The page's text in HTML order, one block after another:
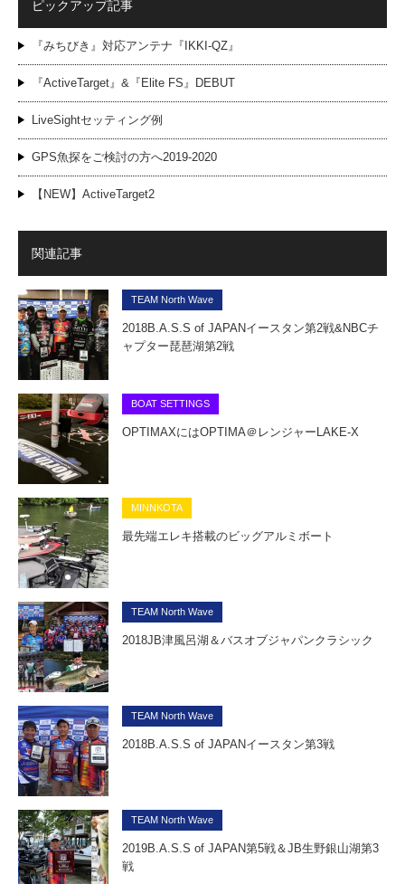
ピックアップ記事
『みちびき』対応アンテナ『IKKI-QZ』
『ActiveTarget』&『Elite FS』DEBUT
LiveSightセッティング例
GPS魚探をご検討の方へ2019-2020
【NEW】ActiveTarget2
関連記事
TEAM North Wave
2018B.A.S.S of JAPANイースタン第2戦&NBCチ
ャプター琵琶湖第2戦
BOAT SETTINGS
OPTIMAXにはOPTIMA＠レンジャーLAKE-X
MINNKOTA
最先端エレキ搭載のビッグアルミボート
TEAM North Wave
2018JB津風呂湖＆バスオブジャパンクラシック
TEAM North Wave
2018B.A.S.S of JAPANイースタン第3戦
TEAM North Wave
2019B.A.S.S of JAPAN第5戦＆JB生野銀山湖第3
戦